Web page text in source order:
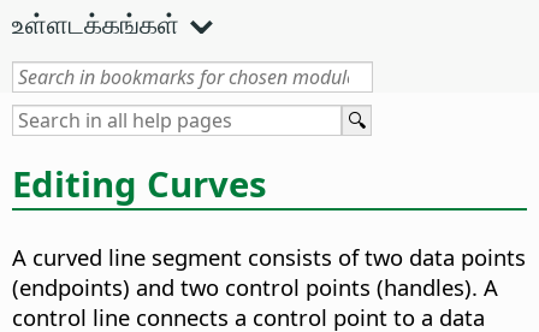
உள்ளடக்கங்கள்
Editing Curves
A curved line segment consists of two data points
(endpoints) and two control points (handles). A
control line connects a control point to a data